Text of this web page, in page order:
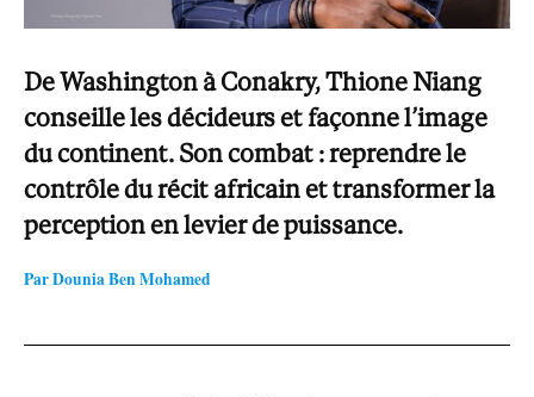
De Washington à Conakry, Thione Niang
conseille les décideurs et façonne l’image
du continent. Son combat : reprendre le
contrôle du récit africain et transformer la
perception en levier de puissance.
Par Dounia Ben Mohamed